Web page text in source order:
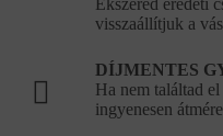
Ékszered eredeti
visszaállítjuk a
DÍJMENTES
Ha nem találtad
ingyenesen